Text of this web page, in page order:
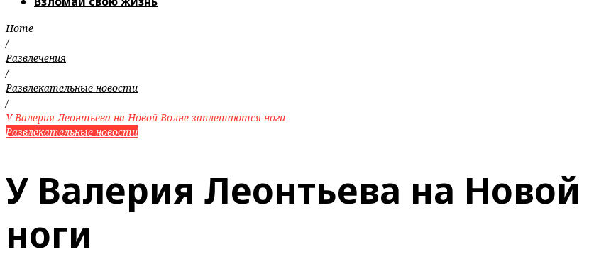
Home
/
Развлечения
/
Развлекательные новости
/
У Валерия Леонтьева на Новой Волне заплетаются ноги
Развлекательные новости
У Валерия Леонтьева на
ноги